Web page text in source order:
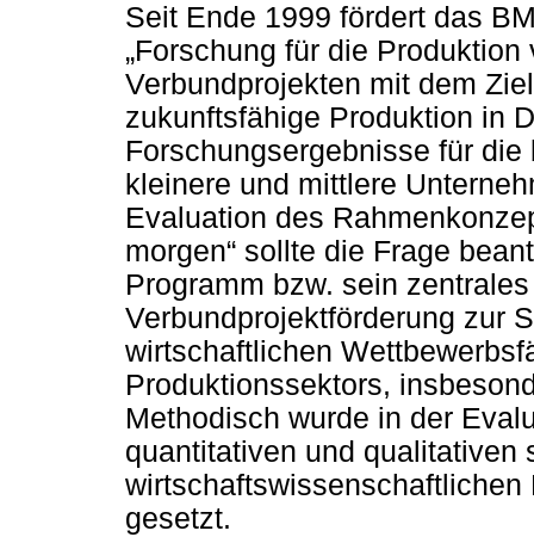
Seit Ende 1999 fördert das
„Forschung für die
Verbundprojekten mit dem
zukunftsfähige Produktion in
Forschungsergebnisse für
kleinere und mittlere
Evaluation des
morgen“ sollte die Frage
Programm bzw. sein
Verbundprojektförderung zur
wirtschaftlichen
Produktionssektors,
Methodisch wurde in der
quantitativen und qualitativen
gesetzt.